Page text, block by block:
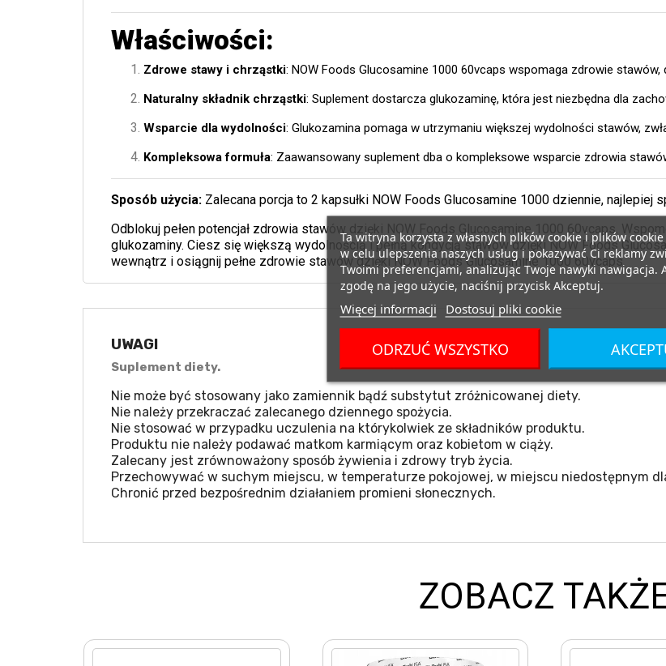
Właściwości:
Zdrowe stawy i chrząstki: NOW Foods Glucosamine 1000 60vcaps wspomaga zdrowie
Naturalny składnik chrząstki: Suplement dostarcza glukozaminę, która jest niezbędna dla
Wsparcie dla wydolności: Glukozamina pomaga w utrzymaniu większej wydolności stawów,
Kompleksowa formuła: Zaawansowany suplement dba o kompleksowe wsparcie zdrowia
Sposób użycia: Zalecana porcja to 2 kapsułki NOW Foods Glucosamine 1000 dziennie, najlepiej
Odblokuj pełen potencjał zdrowia stawów dzięki NOW Foods Glucosamine 1000 60vcaps.
glukozaminy. Ciesz się większą wydolnością i pełną kondycją stawów dzięki NOW Foods
wewnątrz i osiągnij pełne zdrowie stawów dzięki NOW Foods Glucosamine 1000 60vcaps.
UWAGI
Suplement diety.
Nie może być stosowany jako zamiennik bądź substytut zróżnicowanej diety.
Nie należy przekraczać zalecanego dziennego spożycia.
Nie stosować w przypadku uczulenia na którykolwiek ze składników produktu.
Produktu nie należy podawać matkom karmiącym oraz kobietom w ciąży.
Zalecany jest zrównoważony sposób żywienia i zdrowy tryb życia.
Przechowywać w suchym miejscu, w temperaturze pokojowej, w miejscu niedostępnym
Chronić przed bezpośrednim działaniem promieni słonecznych.
ZOBACZ
Ta witryna korzysta z własnych plików cookie i plików
w celu ulepszenia naszych usług i pokazywać Ci reklamy
Twoimi preferencjami, analizując Twoje nawyki nawigacja.
zgodę na jego użycie, naciśnij przycisk Akceptuj.
Więcej informacji Dostosuj pliki cookie
ODRZUĆ WSZYSTKO